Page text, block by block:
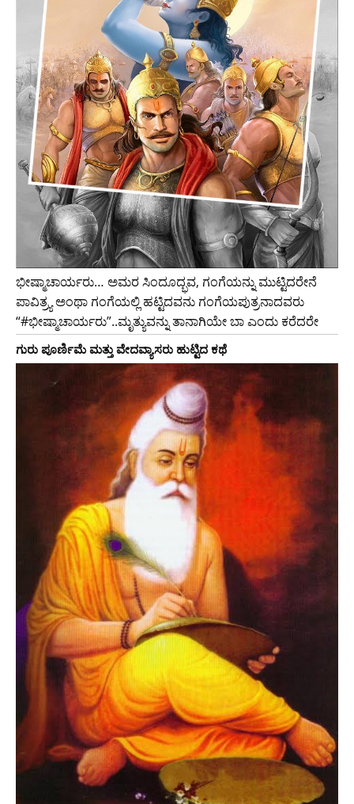
ಭೀಷ್ಮಾಚಾರ್ಯರು… ಅಮರ ಸಿಂದೂದ್ಭವ, ಗಂಗೆಯನ್ನು ಮುಟ್ಟಿದರೇನೆ
ಪಾವಿತ್ರ್ಯ ಅಂಥಾ ಗಂಗೆಯಲ್ಲಿ ಹಟ್ಟಿದವನು ಗಂಗೆಯಪುತ್ರನಾದವರು
“#ಭೀಷ್ಮಾಚಾರ್ಯರು”..ಮೃತ್ಯುವನ್ನು ತಾನಾಗಿಯೇ ಬಾ ಎಂದು ಕರೆದರೇ
ಗುರು ಪೂರ್ಣಿಮೆ ಮತ್ತು ವೇದವ್ಯಾಸರು ಹುಟ್ಟಿದ ಕಥೆ